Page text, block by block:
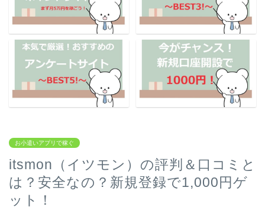
お小遣いアプリで稼ぐ
itsmon（イツモン）の評判＆口コミと
は？安全なの？新規登録で1,000円ゲ
ット！